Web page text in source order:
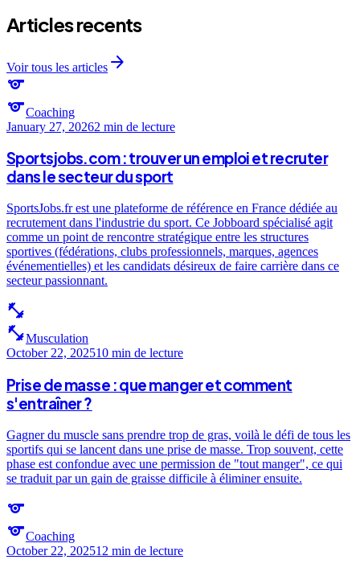
Articles recents
Voir tous les articles arrow_forward
sports
sportsCoaching
January 27, 20262 min de lecture
Sportsjobs.com : trouver un emploi et recruter
dans le secteur du sport
SportsJobs.fr est une plateforme de référence en France dédiée au
recrutement dans l'industrie du sport. Ce Jobboard spécialisé agit
comme un point de rencontre stratégique entre les structures
sportives (fédérations, clubs professionnels, marques, agences
événementielles) et les candidats désireux de faire carrière dans ce
secteur passionnant.
fitness_center
fitness_centerMusculation
October 22, 202510 min de lecture
Prise de masse : que manger et comment
s'entraîner ?
Gagner du muscle sans prendre trop de gras, voilà le défi de tous les
sportifs qui se lancent dans une prise de masse. Trop souvent, cette
phase est confondue avec une permission de "tout manger", ce qui
se traduit par un gain de graisse difficile à éliminer ensuite.
sports
sportsCoaching
October 22, 202512 min de lecture